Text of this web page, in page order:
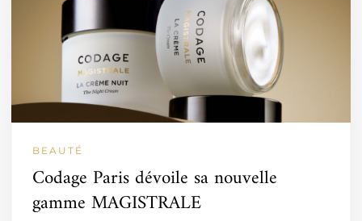
BEAUTÉ
Codage Paris dévoile sa nouvelle
gamme MAGISTRALE